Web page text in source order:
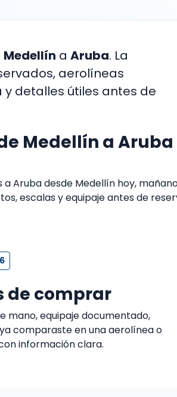
Medellín a Aruba. La
aerolíneas
y detalles útiles antes de
Medellín a Aruba
Aruba desde Medellín hoy,
escalas y equipaje antes de
de comprar
mano, equipaje documentado,
comparaste en una aerolínea o
información clara.